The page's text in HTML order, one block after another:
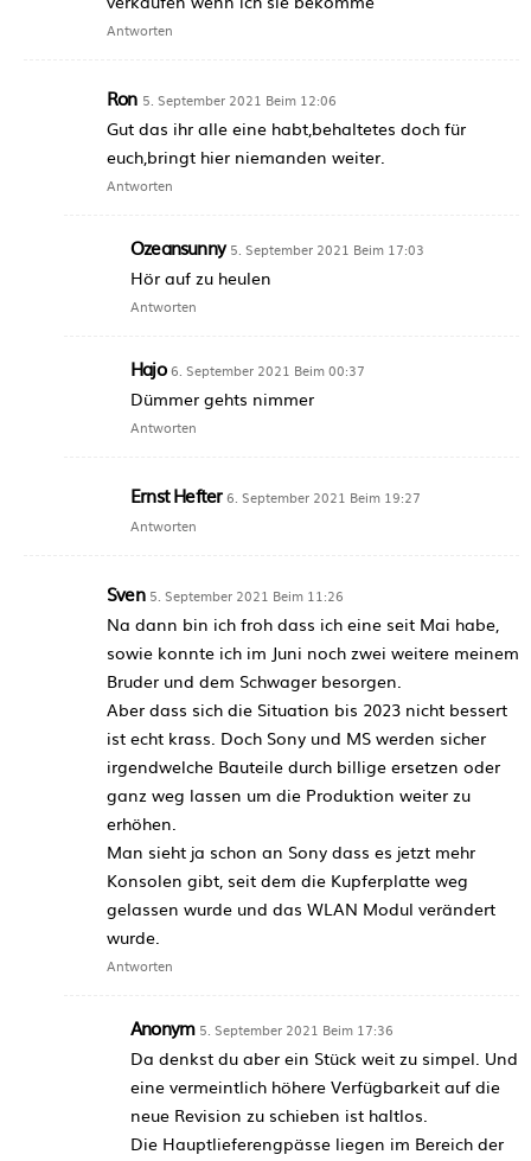
Antworten
Ron 5. September 2021 Beim 12:06
Gut das ihr alle eine habt,behaltetes doch für
euch,bringt hier niemanden weiter.
Antworten
Ozeansunny 5. September 2021 Beim 17:03
Hör auf zu heulen
Antworten
Hajo 6. September 2021 Beim 00:37
Dümmer gehts nimmer
Antworten
Ernst Hefter 6. September 2021 Beim 19:27
Antworten
Sven 5. September 2021 Beim 11:26
Na dann bin ich froh dass ich eine seit Mai habe,
sowie konnte ich im Juni noch zwei weitere meinem
Bruder und dem Schwager besorgen.
Aber dass sich die Situation bis 2023 nicht bessert
ist echt krass. Doch Sony und MS werden sicher
irgendwelche Bauteile durch billige ersetzen oder
ganz weg lassen um die Produktion weiter zu
erhöhen.
Man sieht ja schon an Sony dass es jetzt mehr
Konsolen gibt, seit dem die Kupferplatte weg
gelassen wurde und das WLAN Modul verändert
wurde.
Antworten
Anonym 5. September 2021 Beim 17:36
Da denkst du aber ein Stück weit zu simpel. Und
eine vermeintlich höhere Verfügbarkeit auf die
neue Revision zu schieben ist haltlos.
Die Hauptlieferengpässe liegen im Bereich der